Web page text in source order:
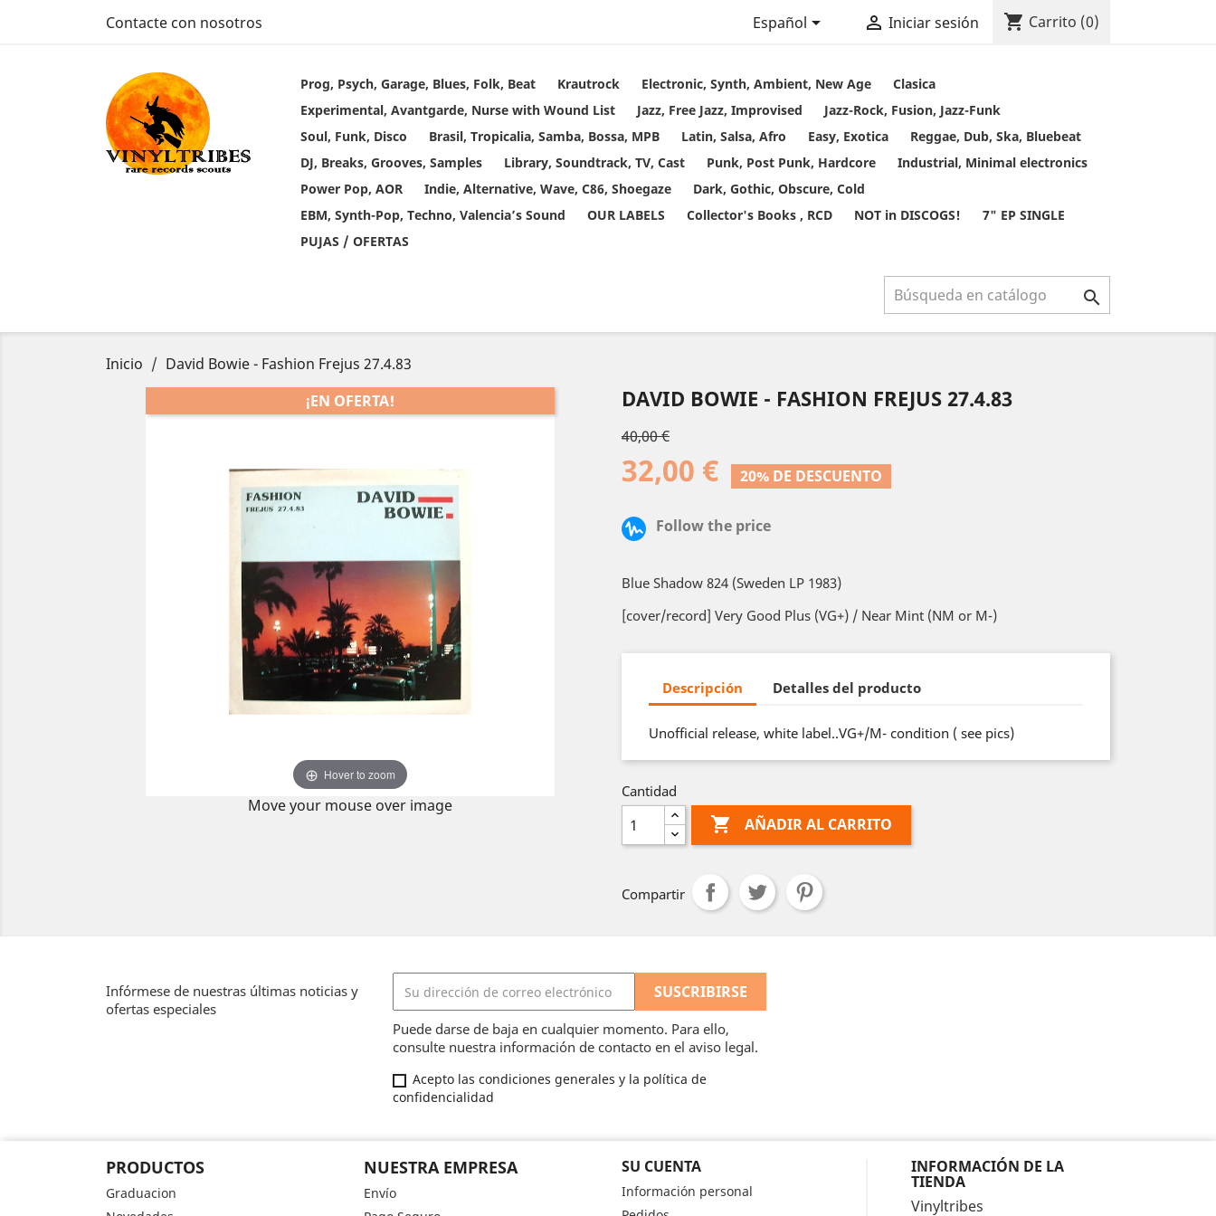
Contacte con nosotros Español  Iniciar sesión shopping_cart Carrito (0)
Prog, Psych, Garage, Blues, Folk, Beat Krautrock Electronic, Synth, Ambient, New Age
Clasica
Experimental, Avantgarde, Nurse with Wound List
Jazz, Free Jazz, Improvised
Jazz-Rock, Fusion, Jazz-Funk
Soul, Funk, Disco
Brasil, Tropicalia, Samba, Bossa, MPB Latin, Salsa, Afro Easy, Exotica
Reggae, Dub, Ska, Bluebeat
DJ, Breaks, Grooves, Samples
Library, Soundtrack, TV, Cast Punk, Post Punk, Hardcore
Industrial, Minimal electronics
Power Pop, AOR
Indie, Alternative, Wave, C86, Shoegaze
Dark, Gothic, Obscure, Cold
EBM, Synth-Pop, Techno, Valencia’s Sound
OUR LABELS Collector's Books , RCD NOT in DISCOGS!
7" EP SINGLE
PUJAS / OFERTAS

Inicio
David Bowie - Fashion Frejus 27.4.83
¡EN OFERTA!
Hover to zoom
Move your mouse over image
DAVID BOWIE - FASHION FREJUS 27.4.83
40,00 €
32,00 € 20% DE DESCUENTO
Follow the price
Blue Shadow 824 (Sweden LP 1983)
[cover/record] Very Good Plus (VG+) / Near Mint (NM or M-)
Descripción Detalles del producto
Unofficial release, white label..VG+/M- condition ( see pics)
Cantidad
 AÑADIR AL CARRITO
Compartir
Infórmese de nuestras últimas noticias y
ofertas especiales
Puede darse de baja en cualquier momento. Para ello,
consulte nuestra información de contacto en el aviso legal.
Acepto las condiciones generales y la política de
confidencialidad
PRODUCTOS
Graduacion
NUESTRA EMPRESA
Envío
SU CUENTA
Información personal
INFORMACIÓN DE LA
TIENDA
Vinyltribes